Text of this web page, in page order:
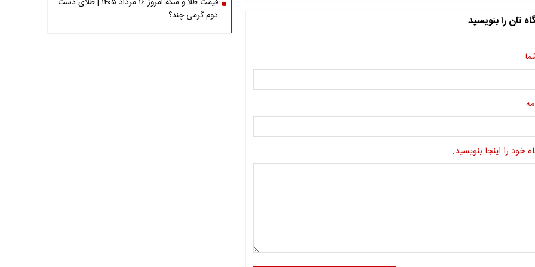
تان را بنویسید
خود را اینجا بنویسید:
دوم گرمی چند؟